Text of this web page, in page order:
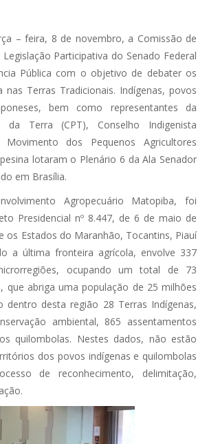
– feira, 8 de novembro, a Comissão de
Participativa do Senado Federal
Pública com o objetivo de debater os
Terras Tradicionais. Indígenas, povos
bem como representantes da
da Terra (CPT), Conselho Indigenista
Movimento dos Pequenos Agricultores
lotaram o Plenário 6 da Ala Senador
em Brasília.
Agropecuário Matopiba, foi
Presidencial nº 8.447, de 6 de maio de
os Estados do Maranhão, Tocantins, Piauí
a última fronteira agrícola, envolve 337
ocupando um total de 73
que abriga uma população de 25 milhões
dentro desta região 28 Terras Indígenas,
ambiental, 865 assentamentos
quilombolas. Nestes dados, não estão
dos povos indígenas e quilombolas
de reconhecimento, delimitação,